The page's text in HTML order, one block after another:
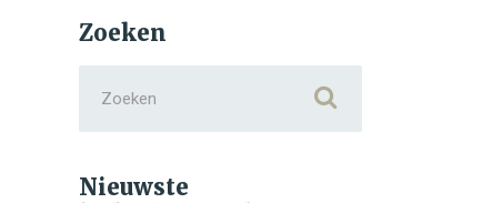
Zoeken
for:
Nieuwste